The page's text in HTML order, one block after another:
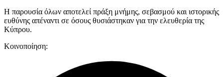
Η παρουσία όλων αποτελεί πράξη μνήμης, σεβασμού και ιστορικής
ευθύνης απέναντι σε όσους θυσιάστηκαν για την ελευθερία της
Κύπρου.
Κοινοποίηση: